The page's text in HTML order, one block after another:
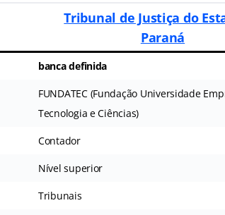
Tribunal de Justiça do
Paraná
banca definida
FUNDATEC (Fundação Universidade
Tecnologia e Ciências)
Contador
Nível superior
Tribunais